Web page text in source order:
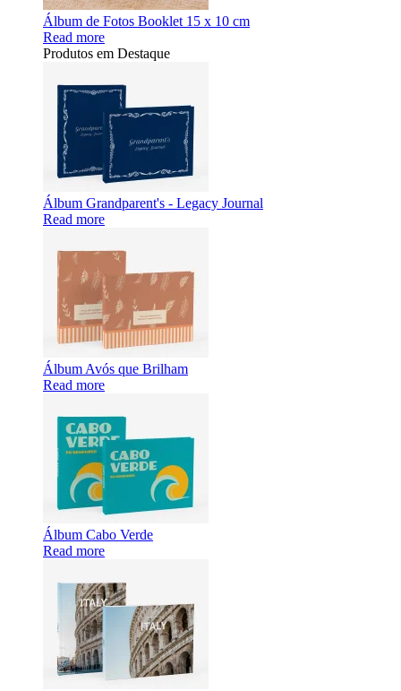
Álbum de Fotos Booklet 15 x 10 cm
Read more
Produtos em Destaque
Álbum Grandparent's - Legacy Journal
Read more
Álbum Avós que Brilham
Read more
Álbum Cabo Verde
Read more